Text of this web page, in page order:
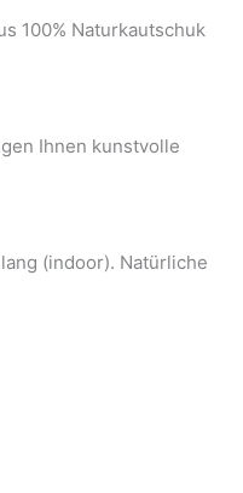
100% Naturkautschuk
Ihnen kunstvolle
(indoor). Natürliche